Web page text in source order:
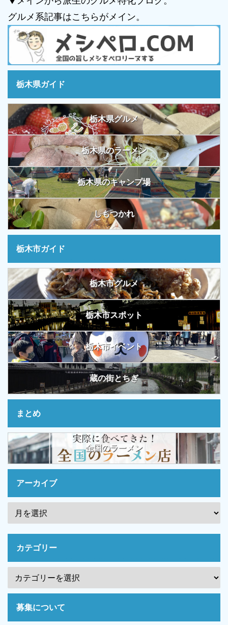
グルメ系記事はこちらがメイン。
栃木県ガイド
栃木県グルメ
栃木県のラーメン
栃木県のキャンプ場
しもつかれ
栃木市ガイド
栃木市グルメ
栃木市スポット
栃木市イベント
蔵の街とちぎ
まとめ
全国のラーメン
アーカイブ
カテゴリー
募集について